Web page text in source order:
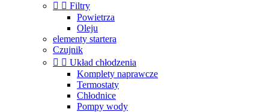
  Filtry
Powietrza
Oleju
elementy startera
Czujnik
  Układ chłodzenia
Komplety naprawcze
Termostaty
Chłodnice
Pompy wody